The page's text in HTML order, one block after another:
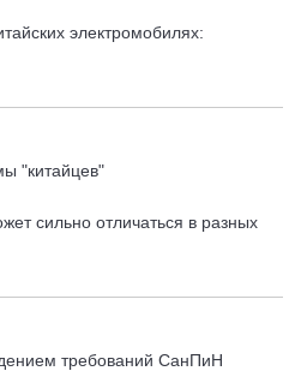
электромобилях:
"китайцев"
сильно отличаться в разных
требований СанПиН